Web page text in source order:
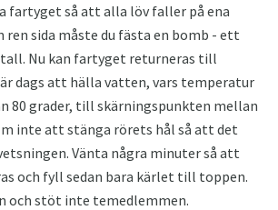
fartyget så att alla löv faller på ena
ren sida måste du fästa en bomb - ett
Nu kan fartyget returneras till
dags att hälla vatten, vars temperatur
80 grader, till skärningspunkten mellan
inte att stänga rörets hål så att det
Vänta några minuter så att
och fyll sedan bara kärlet till toppen.
och stöt inte temedlemmen.